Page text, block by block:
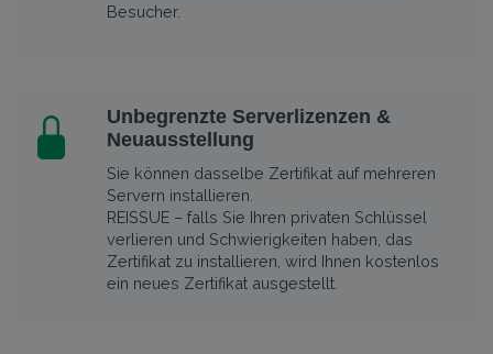
Besucher.
Unbegrenzte Serverlizenzen &
Neuausstellung
Sie können dasselbe Zertifikat auf mehreren
Servern installieren.
REISSUE – falls Sie Ihren privaten Schlüssel
verlieren und Schwierigkeiten haben, das
Zertifikat zu installieren, wird Ihnen kostenlos
ein neues Zertifikat ausgestellt.